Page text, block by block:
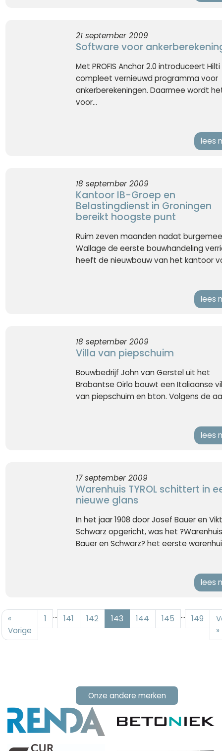
21 september 2009
Software voor
Met PROFIS Anchor 2.0 introduceert
compleet vernieuwd programma voor
ankerberekeningen. Daarmee wordt
voor...
lees
18 september 2009
Kantoor IB-Groep en
Belastingdienst in Groningen
bereikt hoogste punt
Ruim zeven maanden nadat
Wallage de eerste bouwhandeling
heeft de nieuwbouw van het kantoor
lees
18 september 2009
Villa van piepschuim
Bouwbedrijf John van Gerstel uit het
Brabantse Oirlo bouwt een Italiaanse
van piepschuim en bton. Volgens de
lees
17 september 2009
Warenhuis TYROL schittert in
nieuwe glans
In het jaar 1908 door Josef Bauer en
Schwarz opgericht, was het ?Warenhuis
Bauer en Schwarz? het eerste
lees
«
Vorige
1 ... 141 142 143 144 145 ... 149
»
Onze andere merken